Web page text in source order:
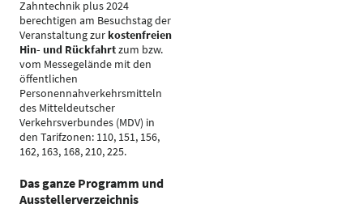
Zahntechnik plus 2024
berechtigen am Besuchstag der
Veranstaltung zur kostenfreien
Hin- und Rückfahrtzum bzw.
vom Messegelände mit den
öffentlichen
Personennahverkehrsmitteln
des Mitteldeutscher
Verkehrsverbundes (MDV) in
den Tarifzonen: 110, 151, 156,
162, 163, 168, 210, 225.
Das ganze Programm und
Ausstellerverzeichnis